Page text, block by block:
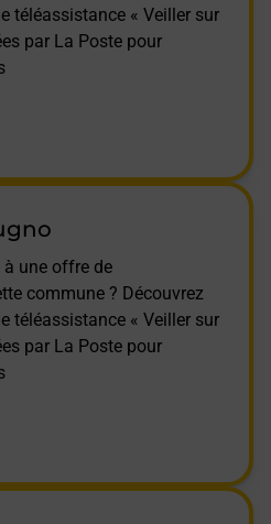
téléassistance « Veiller sur
par La Poste pour
une offre de
commune ? Découvrez
téléassistance « Veiller sur
par La Poste pour